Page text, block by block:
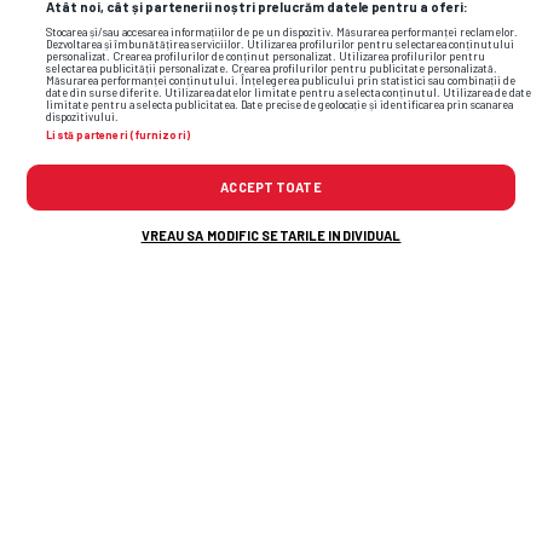
Atât noi, cât și partenerii noștri prelucrăm datele pentru a oferi:
Stocarea și/sau accesarea informațiilor de pe un dispozitiv. Măsurarea performanței reclamelor.
Dezvoltarea și îmbunătățirea serviciilor. Utilizarea profilurilor pentru selectarea conținutului
personalizat. Crearea profilurilor de conținut personalizat. Utilizarea profilurilor pentru
selectarea publicității personalizate. Crearea profilurilor pentru publicitate personalizată.
Măsurarea performanței conținutului. Înțelegerea publicului prin statistici sau combinații de
date din surse diferite. Utilizarea datelor limitate pentru a selecta conținutul. Utilizarea de date
limitate pentru a selecta publicitatea. Date precise de geolocație și identificarea prin scanarea
dispozitivului.
Listă parteneri (furnizori)
ACCEPT TOATE
VREAU SA MODIFIC SETARILE INDIVIDUAL